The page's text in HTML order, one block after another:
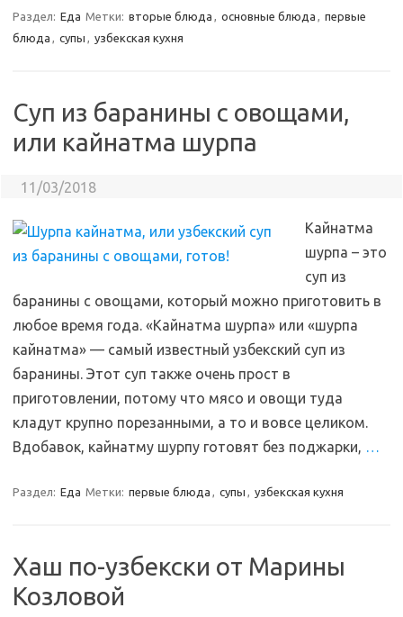
Раздел: Еда Метки: вторые блюда , основные блюда , первые
блюда , супы , узбекская кухня
Суп из баранины с овощами,
или кайнатма шурпа
11/03/2018
Кайнатма
шурпа – это
суп из
баранины с овощами, который можно приготовить в
любое время года. «Кайнатма шурпа» или «шурпа
кайнатма» — самый известный узбекский суп из
баранины. Этот суп также очень прост в
приготовлении, потому что мясо и овощи туда
кладут крупно порезанными, а то и вовсе целиком.
Вдобавок, кайнатму шурпу готовят без поджарки, …
Раздел: Еда Метки: первые блюда , супы , узбекская кухня
Хаш по-узбекски от Марины
Козловой